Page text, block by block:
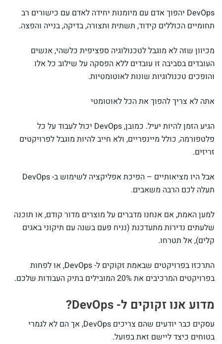
DevOps יהפוך אדם עם מיומנות יחידה לאדם עם כישורים רב
תחומיים הכוללים קידוד, תשתית ותצורה, בדיקה, בנייה והפצה.
מכיוון שזה לא מוגבל לטכנולוגיה ספציפית כלשהי, אנשים
העובדים בסביבה זו עובדים ללא הפסקה על שילוב כל אלו
והופכים טכנולוגיות שונות לאוטומטיות.
אתה לא צריך להפוך את הכל לאוטומטי
הגיע הזמן להיות יעיל. כמובן, DevOps יכול לעבוד על כל
פלטפורמה, כולל מיינפריים, ולא חייב להיות מוגבל לפרויקטים
זריזים.
אבל היו מציאותיים – הפיכת אפליקציה לשימוש ב- DevOps
תעלה לכם הרבה משאבים.
למען האמת, אם אנחנו מדברים על מוצרים מדור קודם, או תוכנה
שלעתים נדירות מתעדכנת (נניח פעם בשנה עם תיקוני באגים
קלים), אל תטרחו.
התרכזו בפרויקטים שבאמת זקוקים ל- DevOps, או לפחות
בפרויקטים המרכיבים את 20% המובילים בתיק העבודות שלכם.
מדוע אנו זקוקים ל- DevOps?
עסקים כבר יודעים שהם צריכים DevOps, אך הם לא לגמרי
בטוחים כיצד ליישם זאת בפועל.